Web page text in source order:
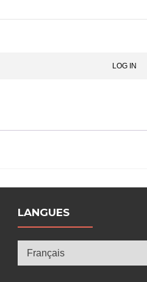
LOG IN
LANGUES